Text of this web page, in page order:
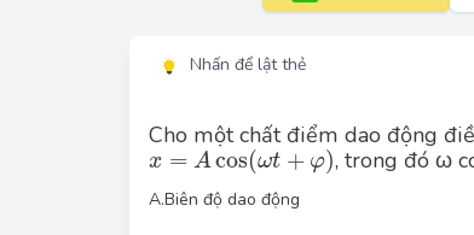
Nhấn để lật thẻ
Cho một chất điểm dao động
x = Acos(ωt + φ)
x=A cos(ωt+φ) , trong đó ω
A.Biên độ dao động